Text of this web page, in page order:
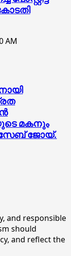
മകനും
ജോയ്.
and responsible
should
and reflect the